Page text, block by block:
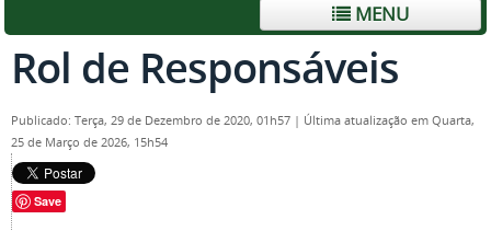
MENU
Rol de Responsáveis
Publicado: Terça, 29 de Dezembro de 2020, 01h57 | Última atualização em Quarta,
25 de Março de 2026, 15h54
Save